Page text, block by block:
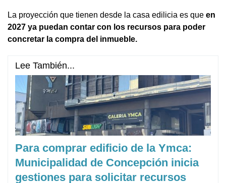
La proyección que tienen desde la casa edilicia es que en
2027 ya puedan contar con los recursos para poder
concretar la compra del inmueble.
Lee También...
Para comprar edificio de la Ymca:
Municipalidad de Concepción inicia
gestiones para solicitar recursos